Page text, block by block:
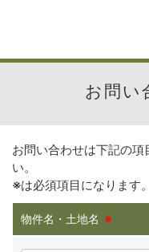
お問い
お問い合わせは下記の
い。
※は必須項目になります。
物件名・土地名 ※